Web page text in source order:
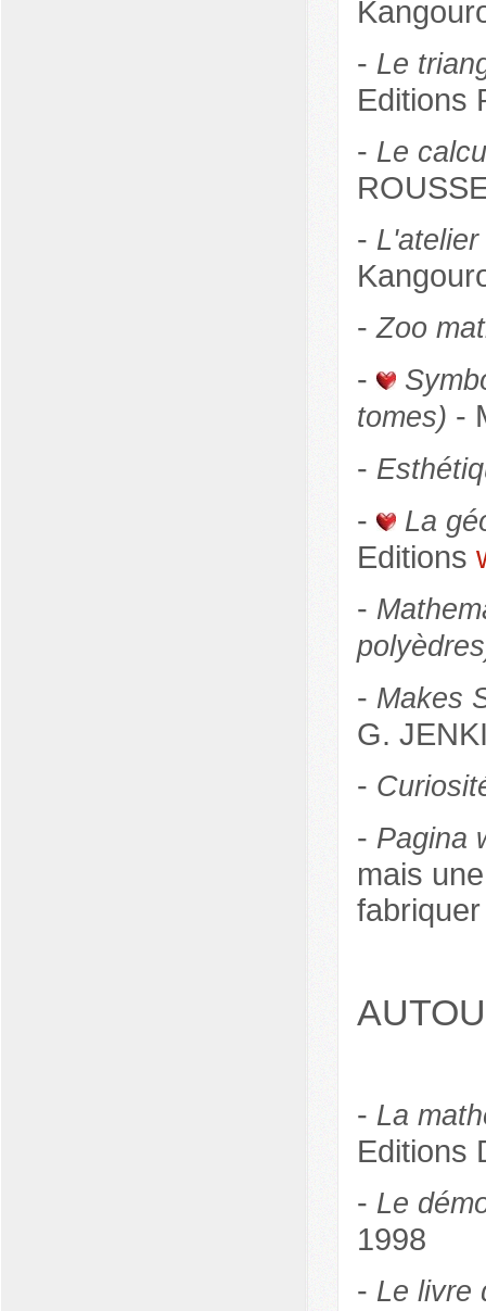
- Le
Editions
- Le
-
-Zoo
-
tomes) -
-
- La
Editions
-
- Makes
G.
-
- Pagina
mais
- La
Editions
- Le
1998
- Le livre